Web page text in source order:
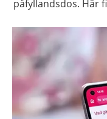
påfyllandsdos. Här